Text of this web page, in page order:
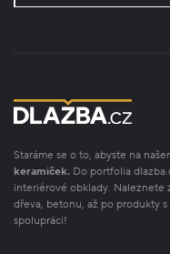
Staráme se o to, abyste na
keramiček. Do portfolia
interiérové obklady. Naleznete
dřeva, betonu, až po produkty
spolupráci!